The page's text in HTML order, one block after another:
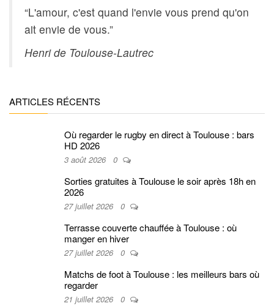
“L'amour, c'est quand l'envie vous prend qu'on
ait envie de vous.”
Henri de Toulouse-Lautrec
ARTICLES RÉCENTS
Où regarder le rugby en direct à Toulouse : bars
HD 2026
3 août 2026 0
Sorties gratuites à Toulouse le soir après 18h en
2026
27 juillet 2026 0
Terrasse couverte chauffée à Toulouse : où
manger en hiver
27 juillet 2026 0
Matchs de foot à Toulouse : les meilleurs bars où
regarder
21 juillet 2026 0